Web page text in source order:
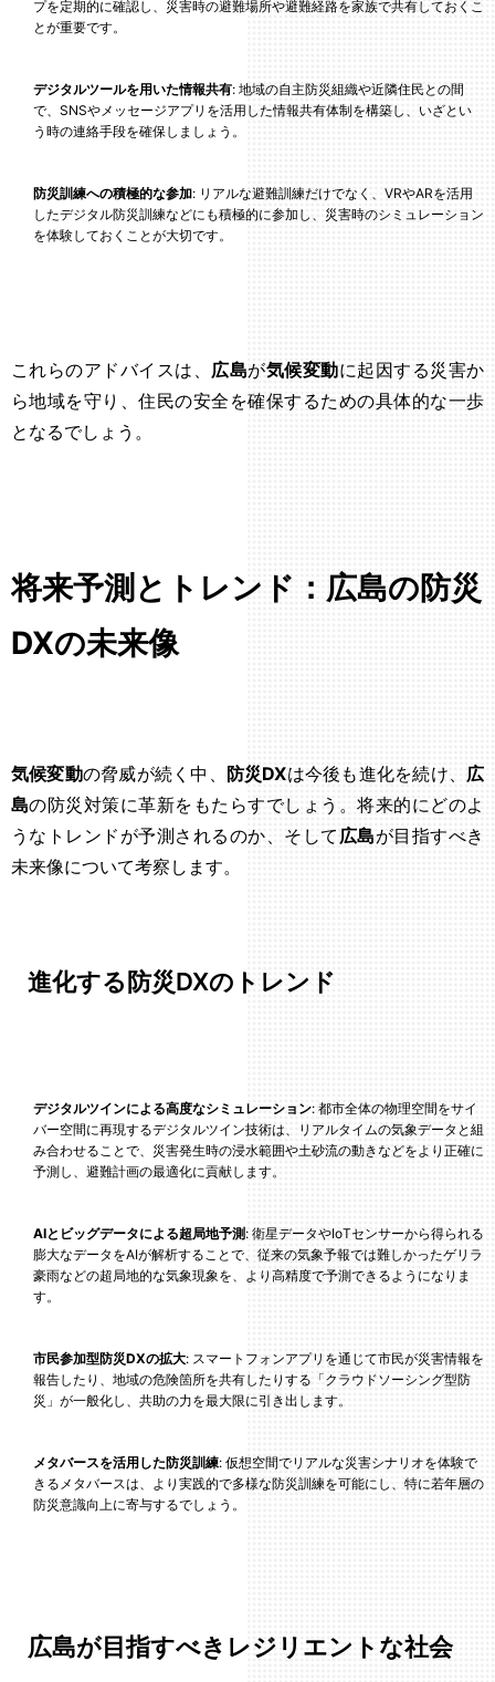
プを定期的に確認し、災害時の避難場所や避難経路を家族で共有しておくこ
とが重要です。
デジタルツールを用いた情報共有: 地域の自主防災組織や近隣住民との間
で、SNSやメッセージアプリを活用した情報共有体制を構築し、いざとい
う時の連絡手段を確保しましょう。
防災訓練への積極的な参加: リアルな避難訓練だけでなく、VRやARを活用
したデジタル防災訓練などにも積極的に参加し、災害時のシミュレーション
を体験しておくことが大切です。
これらのアドバイスは、 広島が気候変動に起因する災害か
ら地域を守り、住民の安全を確保するための具体的な一歩
となるでしょう。
将来予測とトレンド：広島の防災
DXの未来像
気候変動の脅威が続く中、 防災DXは今後も進化を続け、 広
島の防災対策に革新をもたらすでしょう。将来的にどのよ
うなトレンドが予測されるのか、そして 広島が目指すべき
未来像について考察します。
進化する防災DXのトレンド
デジタルツインによる高度なシミュレーション: 都市全体の物理空間をサイ
バー空間に再現するデジタルツイン技術は、リアルタイムの気象データと組
み合わせることで、災害発生時の浸水範囲や土砂流の動きなどをより正確に
予測し、避難計画の最適化に貢献します。
AIとビッグデータによる超局地予測: 衛星データやIoTセンサーから得られる
膨大なデータをAIが解析することで、従来の気象予報では難しかったゲリラ
豪雨などの超局地的な気象現象を、より高精度で予測できるようになりま
す。
市民参加型防災DXの拡大: スマートフォンアプリを通じて市民が災害情報を
報告したり、地域の危険箇所を共有したりする「クラウドソーシング型防
災」が一般化し、共助の力を最大限に引き出します。
メタバースを活用した防災訓練: 仮想空間でリアルな災害シナリオを体験で
きるメタバースは、より実践的で多様な防災訓練を可能にし、特に若年層の
防災意識向上に寄与するでしょう。
広島が目指すべきレジリエントな社会